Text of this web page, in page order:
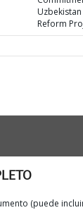
Reform
(puede